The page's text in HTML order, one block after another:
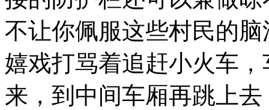
列
名
副
实
的
际
不让你佩服这些村民的
嬉戏打骂着追赶小火车
来，到中间车厢再跳上